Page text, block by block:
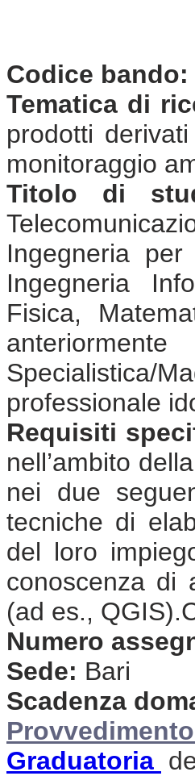
Codice bando:
Tematica di
prodotti
monitoraggio
Titolo di
Ingegneria
Ingegneria
Fisica,
Specialistica/
professionale
Requisiti
nell’ambito
nei due
tecniche di
del loro
conoscenza di
(ad es.,
Numero
Sede: Bari
Scadenza
Graduatoria